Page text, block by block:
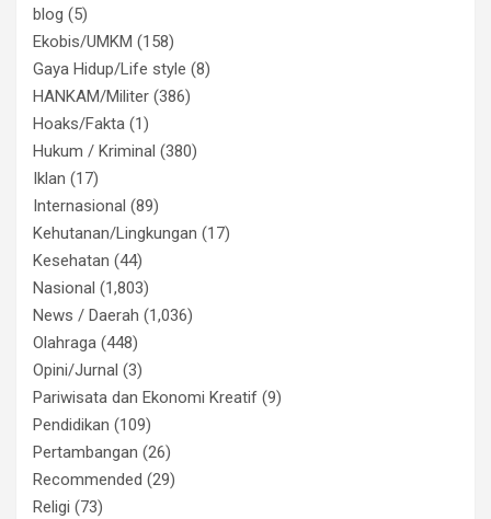
blog (5)
Ekobis/UMKM (158)
Gaya Hidup/Life style (8)
HANKAM/Militer (386)
Hoaks/Fakta (1)
Hukum / Kriminal (380)
Iklan (17)
Internasional (89)
Kehutanan/Lingkungan (17)
Kesehatan (44)
Nasional (1,803)
News / Daerah (1,036)
Olahraga (448)
Opini/Jurnal (3)
Pariwisata dan Ekonomi Kreatif (9)
Pendidikan (109)
Pertambangan (26)
Recommended (29)
Religi (73)